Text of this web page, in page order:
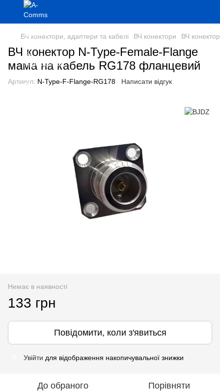
ВЧ конектори, адаптери та кабелі ВЧ конектори ВЧ
ВЧ конектор N-Type-Female-Flange
мама на кабель RG178 фланцевий
Артикул: N-Type-F-Flange-RG178 Написати відгук
Немає в наявності
133 грн
Повідомити, коли з'явиться
Увійти для відображення накопичувальної знижки
До обраного Порівняти